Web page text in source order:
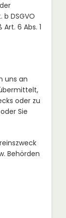
DSGVO
6 Abs. 1
uns an
oder zu
Sie
Behörden